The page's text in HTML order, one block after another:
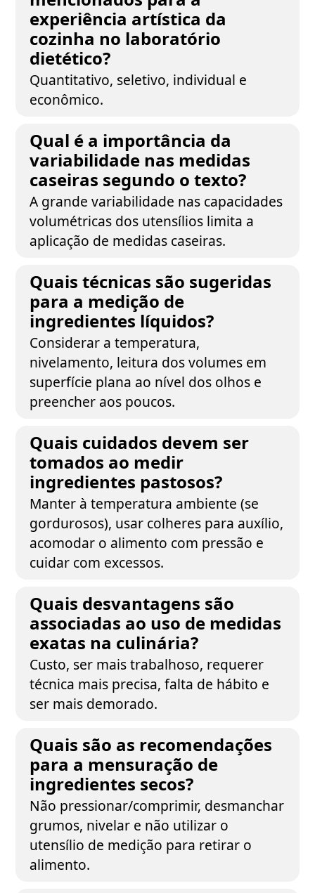
experiência artística da
cozinha no laboratório
dietético?
Quantitativo, seletivo, individual e
econômico.
Qual é a importância da
variabilidade nas medidas
caseiras segundo o texto?
A grande variabilidade nas capacidades
volumétricas dos utensílios limita a
aplicação de medidas caseiras.
Quais técnicas são sugeridas
para a medição de
ingredientes líquidos?
Considerar a temperatura,
nivelamento, leitura dos volumes em
superfície plana ao nível dos olhos e
preencher aos poucos.
Quais cuidados devem ser
tomados ao medir
ingredientes pastosos?
Manter à temperatura ambiente (se
gordurosos), usar colheres para auxílio,
acomodar o alimento com pressão e
cuidar com excessos.
Quais desvantagens são
associadas ao uso de medidas
exatas na culinária?
Custo, ser mais trabalhoso, requerer
técnica mais precisa, falta de hábito e
ser mais demorado.
Quais são as recomendações
para a mensuração de
ingredientes secos?
Não pressionar/comprimir, desmanchar
grumos, nivelar e não utilizar o
utensílio de medição para retirar o
alimento.